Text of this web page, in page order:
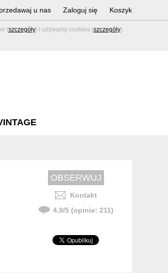
(szczegóły) i używamy cookies (szczegóły).
u nas Zaloguj się Koszyk
Kontakt
4,9/5(opinie: 211)